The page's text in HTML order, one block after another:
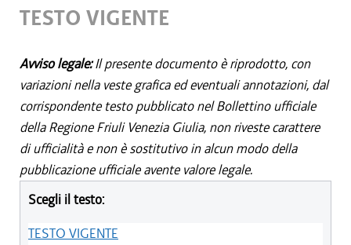
TESTO VIGENTE
Avviso legale:Il presente documento è riprodotto, con
variazioni nella veste grafica ed eventuali annotazioni, dal
corrispondente testo pubblicato nel Bollettino ufficiale
della Regione Friuli Venezia Giulia, non riveste carattere
di ufficialità e non è sostitutivo in alcun modo della
pubblicazione ufficiale avente valore legale.
Scegli il testo:
TESTO VIGENTE